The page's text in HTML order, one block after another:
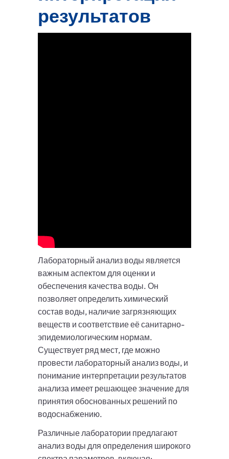
результатов
Лабораторный анализ воды является
важным аспектом для оценки и
обеспечения качества воды. Он
позволяет определить химический
состав воды, наличие загрязняющих
веществ и соответствие её санитарно-
эпидемиологическим нормам.
Существует ряд мест, где можно
провести лабораторный анализ воды, и
понимание интерпретации результатов
анализа имеет решающее значение для
принятия обоснованных решений по
водоснабжению.
Различные лаборатории предлагают
анализ воды для определения широкого